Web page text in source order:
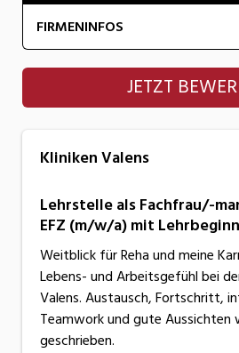
FIRMENINFOS
Kliniken Valens
JETZT
Kliniken Valens
Lehrstelle als Fachfrau/-
EFZ (m/w/a) mit
Weitblick für Reha und meine
Lebens- und Arbeitsgefühl bei
Valens. Austausch, Fortschritt,
Teamwork und gute Aussichten
geschrieben.